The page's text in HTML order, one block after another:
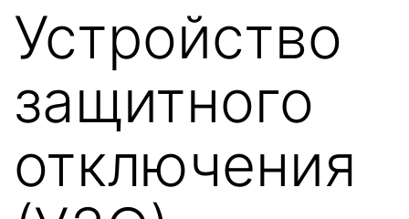
Устройство
защитного
отключения